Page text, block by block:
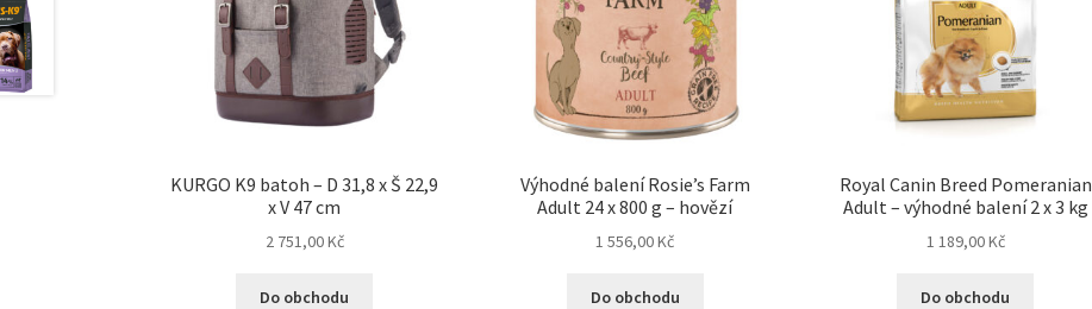
KURGO K9 batoh – D 31,8 x Š 22,9
x V 47 cm
2 751,00Kč
Do obchodu
Výhodné balení Rosie’s Farm
Adult 24 x 800 g – hovězí
1 556,00Kč
Do obchodu
Royal Canin Breed Pomeranian
Adult – výhodné balení 2 x 3 kg
1 189,00Kč
Do obchodu